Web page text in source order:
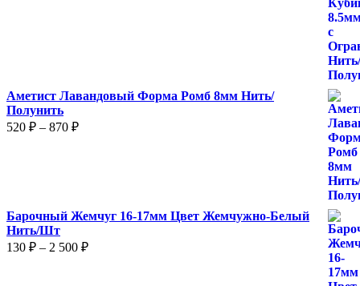
Аметист Лавандовый Форма Ромб 8мм Нить/
Полунить
520 ₽ – 870 ₽Диапазон
Барочный Жемчуг 16-17мм Цвет Жемчужно-Белый
Нить/Шт
130 ₽ – 2 500 ₽Диапазон